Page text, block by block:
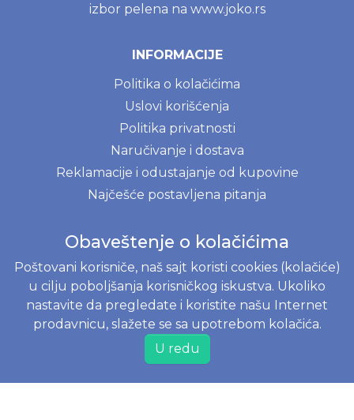
izbor pelena na www.joko.rs
INFORMACIJE
Politika o kolačićima
Uslovi korišćenja
Politika privatnosti
Naručivanje i dostava
Reklamacije i odustajanje od kupovine
Najčešće postavljena pitanja
JOKO BABY DOO
Tomislava Matasića 20, 21131 Petrovaradin, Srbija
Web shop
+381 60 60 61 373
Poslovni korisnici
+381 60 60 60 372
PIB 112261906
Matični broj 21637726
Obaveštenje o kolačićima
Poštovani korisniče, naš sajt koristi cookies (kolačiće)
u cilju poboljšanja korisničkog iskustva. Ukoliko
nastavite da pregledate i koristite našu Internet
prodavnicu, slažete se sa upotrebom kolačića.
U redu